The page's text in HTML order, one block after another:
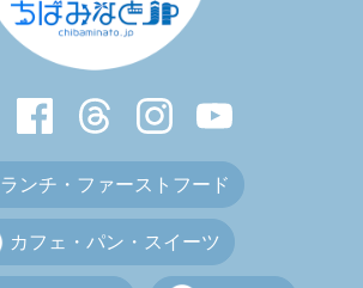
ランチ・ファーストフード
カフェ・パン・スイーツ